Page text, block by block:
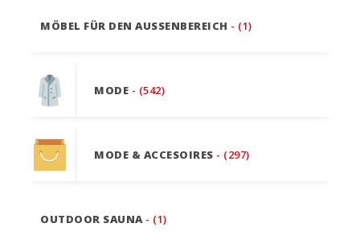
MÖBEL FÜR DEN AUSSENBEREICH - (1)
MODE - (542)
MODE & ACCESOIRES - (297)
OUTDOOR SAUNA - (1)